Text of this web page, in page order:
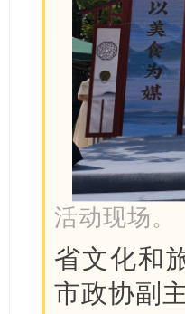
活动现场
省文化和
市政协副